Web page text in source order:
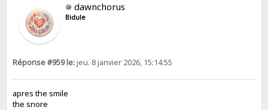
dawnchorus
Bidule
Réponse #959 le:jeu. 8 janvier 2026, 15:14:55
apres the smile
the snore